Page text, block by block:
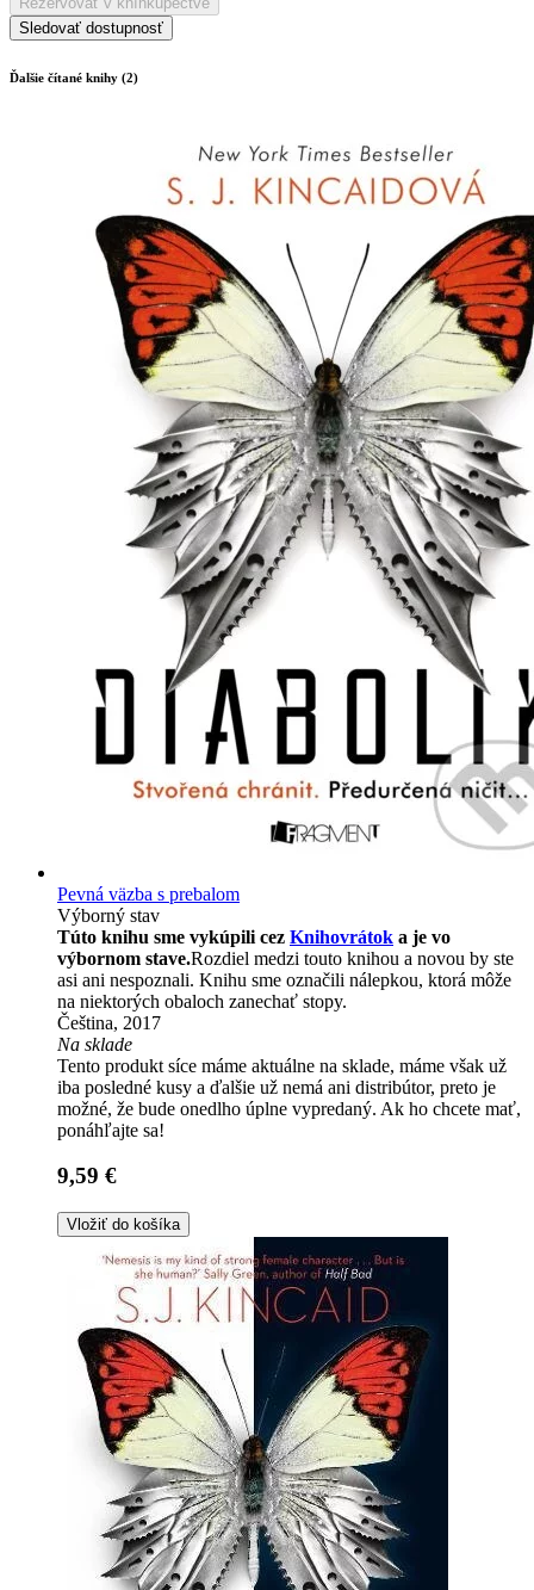
Sledovať dostupnosť
Ďalšie čítané knihy (2)
Pevná väzba s prebalom
Výborný stav
Túto knihu sme vykúpili cez Knihovrátok a je vo
výbornom stave.Rozdiel medzi touto knihou a novou by ste
asi ani nespoznali. Knihu sme označili nálepkou, ktorá môže
na niektorých obaloch zanechať stopy.
Čeština, 2017
Na sklade
Tento produkt síce máme aktuálne na sklade, máme však už
iba posledné kusy a ďalšie už nemá ani distribútor, preto je
možné, že bude onedlho úplne vypredaný. Ak ho chcete mať,
ponáhľajte sa!
9,59 €
Vložiť do košíka